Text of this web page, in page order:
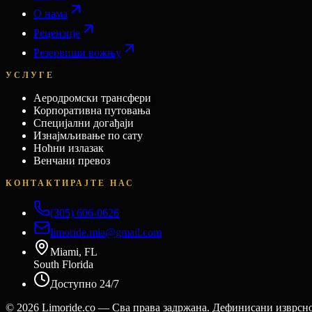
О нама
Рецензије
Резервиши вожњу
УСЛУГЕ
Аеродромски трансфери
Корпоративна путовања
Специјални догађаји
Изнајмљивање по сату
Ноћни излазак
Венчани превоз
КОНТАКТИРАЈТЕ НАС
(305) 606-0626
limoride.mia@gmail.com
Miami, FL
South Florida
Доступно 24/7
© 2026 Limoride.co — Сва права задржана. Дефинисани